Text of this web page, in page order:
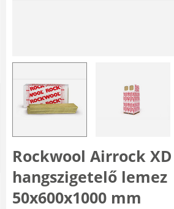
Rockwool Airrock
hangszigetelő lemez
50x600x1000 mm